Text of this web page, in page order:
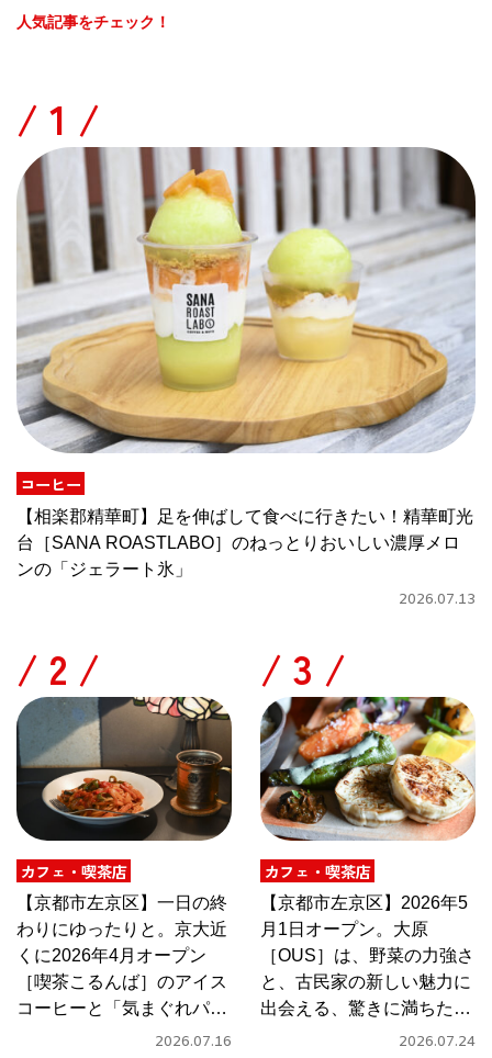
人気記事をチェック！
/
コーヒー
【相楽郡精華町】足を伸ばして食べに行きたい！精華町光
台［SANA ROASTLABO］のねっとりおいしい濃厚メロ
ンの「ジェラート氷」
2026.07.13
/
カフェ・喫茶店
【京都市左京区】一日の終
わりにゆったりと。京大近
くに2026年4月オープン
［喫茶こるんば］のアイス
コーヒーと「気まぐれパス
2026.07.16
/
カフェ・喫茶店
【京都市左京区】2026年5
月1日オープン。大原
［OUS］は、野菜の力強さ
と、古民家の新しい魅力に
出会える、驚きに満ちたカ
2026.07.24